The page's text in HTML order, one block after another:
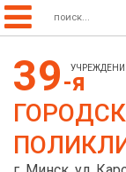
39-я